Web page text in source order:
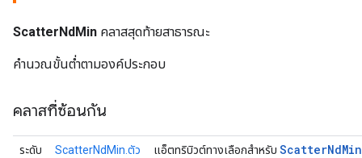
ScatterNdMin คลาสสุดท้ายสาธารณะ
คำนวณขั้นต่ำตามองค์ประกอบ
คลาสที่ซ้อนกัน
ระดับ
ScatterNdMin.ตัว
แอ็ตทริบิวต์ทางเลือกสำหรับ ScatterNdMin